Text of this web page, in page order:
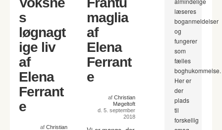
s
løgnagt
ige liv
af
Elena
Ferrant
e
af Christian
maglia
af
Elena
Ferrant
e
af Christian
Møgeltoft
d. 5. september
2018
læseres
boganmeldelser
og
fungerer
som
fælles
boghukommelse.
Her er
der
plads
til
forskellig